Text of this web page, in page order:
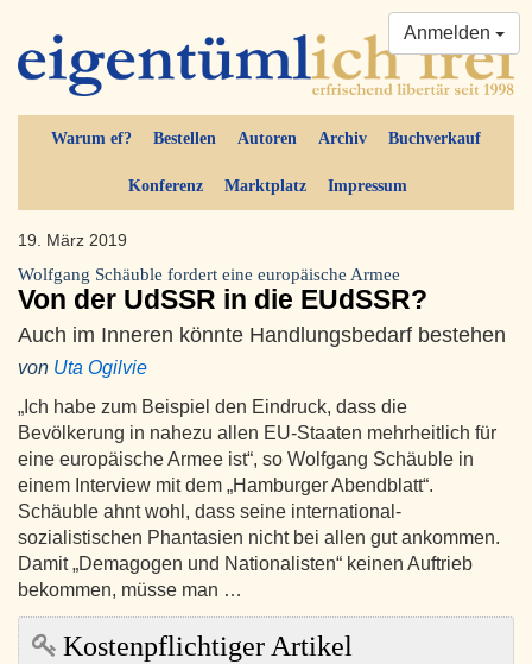
Warum ef? Bestellen Autoren Archiv Buchverkauf
Konferenz Marktplatz Impressum
Anmelden
19. März 2019
Wolfgang Schäuble fordert eine europäische Armee
Von der UdSSR in die EUdSSR?
Auch im Inneren könnte Handlungsbedarf bestehen
von Uta Ogilvie
„Ich habe zum Beispiel den Eindruck, dass die
Bevölkerung in nahezu allen EU-Staaten mehrheitlich für
eine europäische Armee ist“, so Wolfgang Schäuble in
einem Interview mit dem „Hamburger Abendblatt“.
Schäuble ahnt wohl, dass seine international-
sozialistischen Phantasien nicht bei allen gut ankommen.
Damit „Demagogen und Nationalisten“ keinen Auftrieb
bekommen, müsse man …
Kostenpflichtiger Artikel